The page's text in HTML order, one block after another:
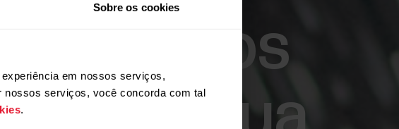
Sobre os cookies
em nossos serviços,
nossos serviços, você concorda com tal
.
estar dos